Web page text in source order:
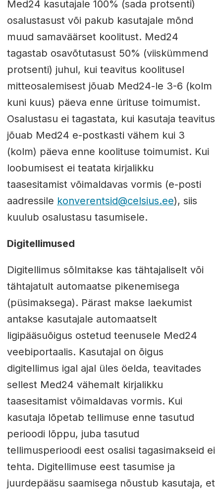
Med24 kasutajale 100% (sada protsenti)
osalustasust või pakub kasutajale mõnd
muud samaväärset koolitust. Med24
tagastab osavõtutasust 50% (viiskümmend
protsenti) juhul, kui teavitus koolitusel
mitteosalemisest jõuab Med24-le 3-6 (kolm
kuni kuus) päeva enne ürituse toimumist.
Osalustasu ei tagastata, kui kasutaja teavitus
jõuab Med24 e-postkasti vähem kui 3
(kolm) päeva enne koolituse toimumist. Kui
loobumisest ei teatata kirjalikku
taasesitamist võimaldavas vormis (e-posti
aadressile konverentsid@celsius.ee), siis
kuulub osalustasu tasumisele.
Digitellimused
Digitellimus sõlmitakse kas tähtajaliselt või
tähtajatult automaatse pikenemisega
(püsimaksega). Pärast makse laekumist
antakse kasutajale automaatselt
ligipääsuõigus ostetud teenusele Med24
veebiportaalis. Kasutajal on õigus
digitellimus igal ajal üles öelda, teavitades
sellest Med24 vähemalt kirjalikku
taasesitamist võimaldavas vormis. Kui
kasutaja lõpetab tellimuse enne tasutud
perioodi lõppu, juba tasutud
tellimusperioodi eest osalisi tagasimakseid ei
tehta. Digitellimuse eest tasumise ja
juurdepääsu saamisega nõustub kasutaja, et